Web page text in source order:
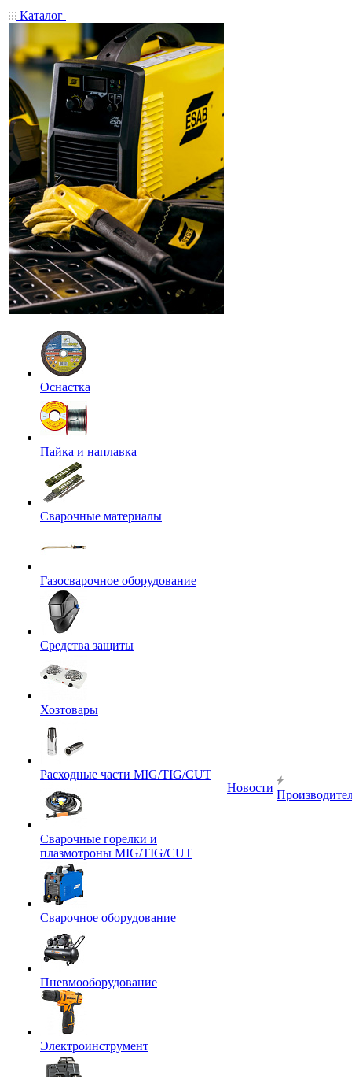
Каталог
Оснастка
Пайка и наплавка
Сварочные материалы
Газосварочное оборудование
Средства защиты
Хозтовары
Расходные части MIG/TIG/CUT
Сварочные горелки и
плазмотроны MIG/TIG/CUT
Сварочное оборудование
Пневмооборудование
Электроинструмент
Новости